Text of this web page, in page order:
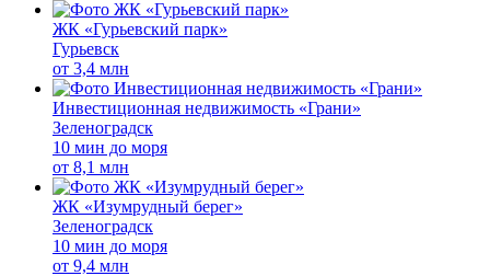
ЖК «Гурьевский парк»
Гурьевск
от 3,4 млн
Инвестиционная недвижимость «Грани»
Зеленоградск
10 мин до моря
от 8,1 млн
ЖК «Изумрудный берег»
Зеленоградск
10 мин до моря
от 9,4 млн